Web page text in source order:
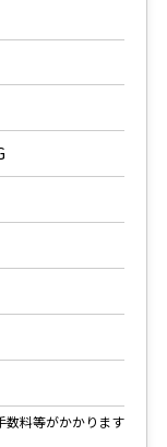
料等がかかります